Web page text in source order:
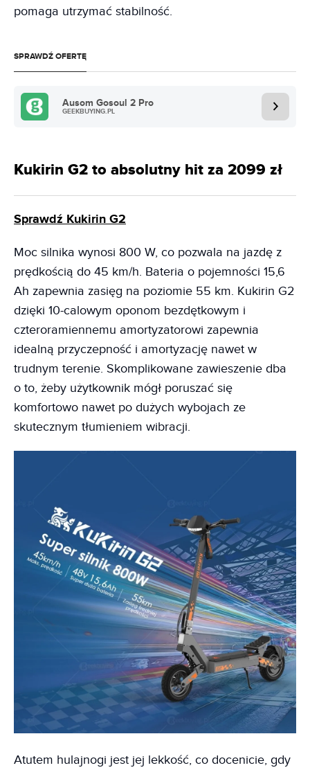
pomaga utrzymać stabilność.
SPRAWDŹ OFERTĘ
Ausom Gosoul 2 Pro
GEEKBUYING.PL
Kukirin G2 to absolutny hit za 2099 zł
Sprawdź Kukirin G2
Moc silnika wynosi 800 W, co pozwala na jazdę z
prędkością do 45 km/h. Bateria o pojemności 15,6
Ah zapewnia zasięg na poziomie 55 km. Kukirin G2
dzięki 10-calowym oponom bezdętkowym i
czteroramiennemu amortyzatorowi zapewnia
idealną przyczepność i amortyzację nawet w
trudnym terenie. Skomplikowane zawieszenie dba
o to, żeby użytkownik mógł poruszać się
komfortowo nawet po dużych wybojach ze
skutecznym tłumieniem wibracji.
Atutem hulajnogi jest jej lekkość, co docenicie, gdy